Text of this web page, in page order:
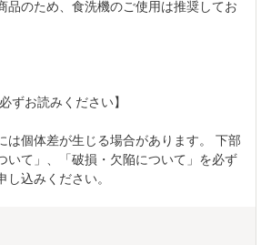
品のため、食洗機のご使用は推奨してお
ずお読みください】
は個体差が生じる場合があります。 下部
いて」、「破損・欠陥について」を必ず
し込みください。